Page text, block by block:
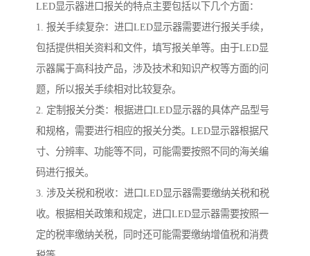
LED显示器进口报关的特点主要包括以下几个方面：
1. 报关手续复杂：进口LED显示器需要进行报关手续，
包括提供相关资料和文件，填写报关单等。由于LED显
示器属于高科技产品，涉及技术和知识产权等方面的问
题，所以报关手续相对比较复杂。
2. 定制报关分类：根据进口LED显示器的具体产品型号
和规格，需要进行相应的报关分类。LED显示器根据尺
寸、分辨率、功能等不同，可能需要按照不同的海关编
码进行报关。
3. 涉及关税和税收：进口LED显示器需要缴纳关税和税
收。根据相关政策和规定，进口LED显示器需要按照一
定的税率缴纳关税，同时还可能需要缴纳增值税和消费